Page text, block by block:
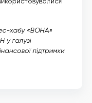
хабу «ВОНА»
у галузі
підтримки